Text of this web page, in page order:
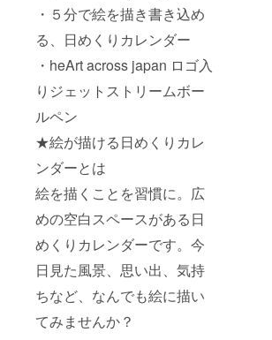
・５分で絵を描き書き込め
る、日めくりカレンダー
・heArt across japan ロゴ入
りジェットストリームボー
ルペン
★絵が描ける日めくりカレ
ンダーとは
絵を描くことを習慣に。広
めの空白スペースがある日
めくりカレンダーです。今
日見た風景、思い出、気持
ちなど、なんでも絵に描い
てみませんか？